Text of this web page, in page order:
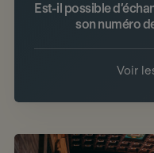
Est-il possible
son numéro
Voir